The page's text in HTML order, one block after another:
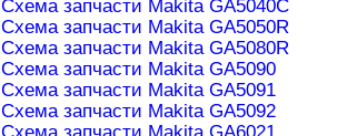
Схема запчасти Makita GA5040C
Схема запчасти Makita GA5050R
Схема запчасти Makita GA5080R
Схема запчасти Makita GA5090
Схема запчасти Makita GA5091
Схема запчасти Makita GA5092